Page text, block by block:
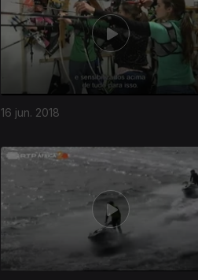
16 jun. 2018